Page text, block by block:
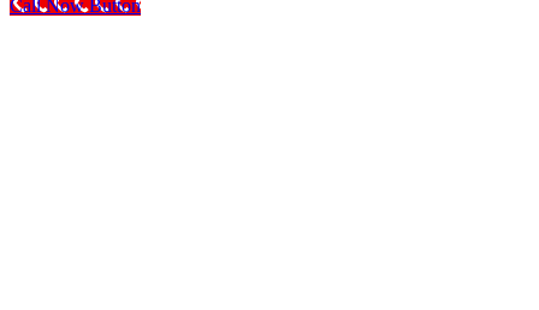
Call Now Button